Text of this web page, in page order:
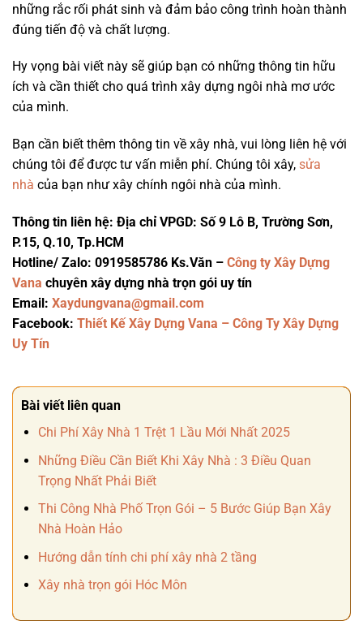
những rắc rối phát sinh và đảm bảo công trình hoàn thành
đúng tiến độ và chất lượng.
Hy vọng bài viết này sẽ giúp bạn có những thông tin hữu
ích và cần thiết cho quá trình xây dựng ngôi nhà mơ ước
của mình.
Bạn cần biết thêm thông tin về xây nhà, vui lòng liên hệ với
chúng tôi để được tư vấn miễn phí. Chúng tôi xây, sửa
nhà của bạn như xây chính ngôi nhà của mình.
Thông tin liên hệ: Địa chỉ VPGD: Số 9 Lô B, Trường Sơn,
P.15, Q.10, Tp.HCM
Hotline/ Zalo: 0919585786 Ks.Văn – Công ty Xây Dựng
Vana chuyên xây dựng nhà trọn gói uy tín
Email: Xaydungvana@gmail.com
Facebook: Thiết Kế Xây Dựng Vana – Công Ty Xây Dựng
Uy Tín
Bài viết liên quan
Chi Phí Xây Nhà 1 Trệt 1 Lầu Mới Nhất 2025
Những Điều Cần Biết Khi Xây Nhà : 3 Điều Quan
Trọng Nhất Phải Biết
Thi Công Nhà Phố Trọn Gói – 5 Bước Giúp Bạn Xây
Nhà Hoàn Hảo
Hướng dẫn tính chi phí xây nhà 2 tầng
Xây nhà trọn gói Hóc Môn